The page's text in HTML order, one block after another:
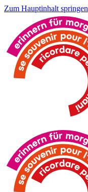
Zum Hauptinhalt springen